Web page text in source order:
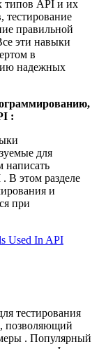
типов API и их
тестирование
правильной
эти навыки
в
надежных
:
для
написать
В этом разделе
и
при
тестирования
позволяющий
. Популярный